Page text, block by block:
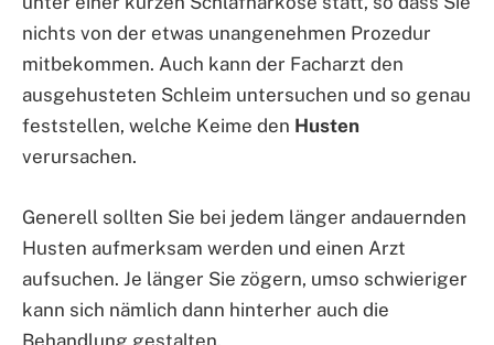
nichts von der etwas unangenehmen Prozedur
mitbekommen. Auch kann der Facharzt den
ausgehusteten Schleim untersuchen und so genau
feststellen, welche Keime den Husten
verursachen.
Generell sollten Sie bei jedem länger andauernden
Husten aufmerksam werden und einen Arzt
aufsuchen. Je länger Sie zögern, umso schwieriger
kann sich nämlich dann hinterher auch die
Behandlung gestalten.